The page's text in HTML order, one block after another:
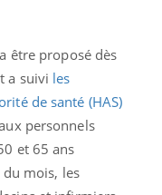
être proposé dès
a suivi les
de santé (HAS)
personnels
et 65 ans
mois, les